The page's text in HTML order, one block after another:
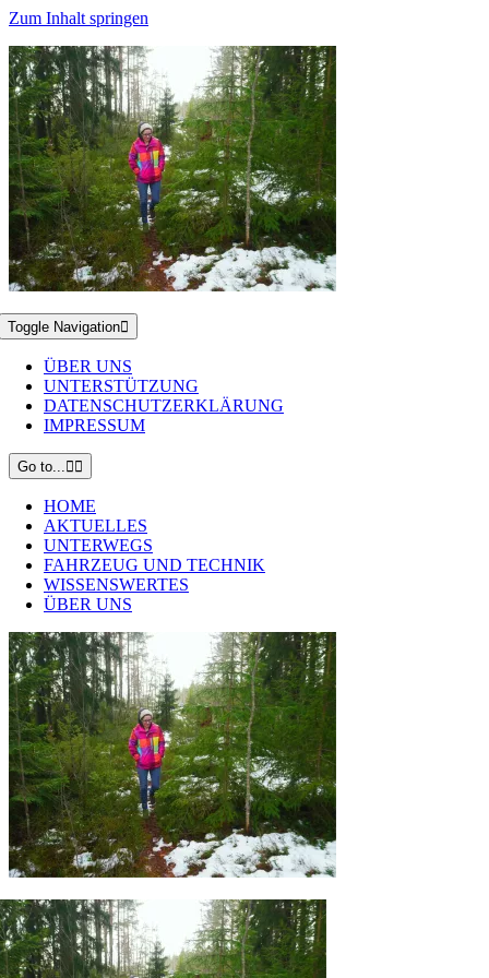
Zum Inhalt springen
Toggle Navigation
ÜBER UNS
UNTERSTÜTZUNG
DATENSCHUTZERKLÄRUNG
IMPRESSUM
Go to...
HOME
AKTUELLES
UNTERWEGS
FAHRZEUG UND TECHNIK
WISSENSWERTES
ÜBER UNS